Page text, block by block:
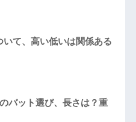
いて、高い低いは関係ある
バット選び、長さは？重